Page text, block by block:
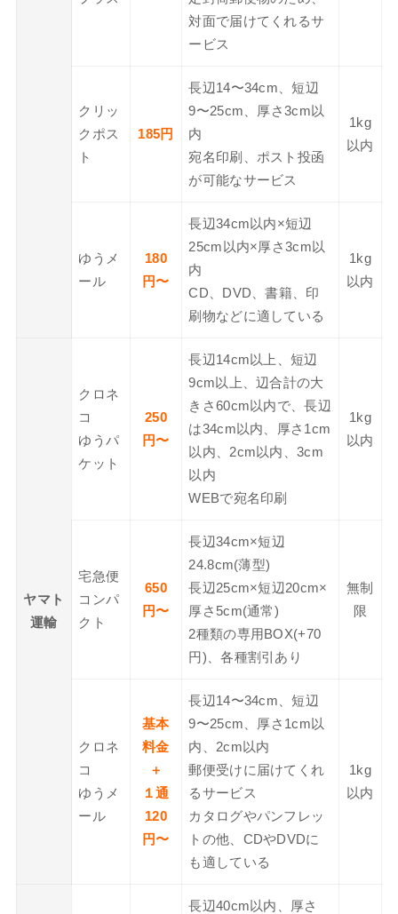
対面で届けてくれるサ
ービス
クリッ
クポス
ト
185円
長辺14〜34cm、短辺
9〜25cm、厚さ3cm以
内
宛名印刷、ポスト投函
が可能なサービス
1kg
以内
ゆうメ
ール
180
円〜
長辺34cm以内×短辺
25cm以内×厚さ3cm以
内
CD、DVD、書籍、印
刷物などに適している
1kg
以内
ヤマト
運輸
クロネ
コ
ゆうパ
ケット
250
円〜
長辺14cm以上、短辺
9cm以上、辺合計の大
きさ60cm以内で、長辺
は34cm以内、厚さ1cm
以内、2cm以内、3cm
以内
WEBで宛名印刷
1kg
以内
宅急便
コンパ
クト
650
円〜
長辺34cm×短辺
24.8cm(薄型)
長辺25cm×短辺20cm×
厚さ5cm(通常)
2種類の専用BOX(+70
円)、各種割引あり
無制
限
クロネ
コ
ゆうメ
ール
基本
料金
＋
１通
120
円〜
長辺14〜34cm、短辺
9〜25cm、厚さ1cm以
内、2cm以内
郵便受けに届けてくれ
るサービス
カタログやパンフレッ
トの他、CDやDVDに
も適している
1kg
以内
長辺40cm以内、厚さ